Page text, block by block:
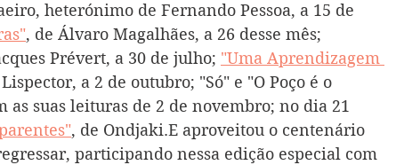
heterónimo de Fernando Pessoa, a 15 de
, de Álvaro Magalhães, a 26 desse mês;
Prévert, a 30 de julho; "Uma Aprendizagem
a 2 de outubro; "Só" e "O Poço é o
as suas leituras de 2 de novembro; no dia 21
, de Ondjaki.E aproveitou o centenário
participando nessa edição especial com